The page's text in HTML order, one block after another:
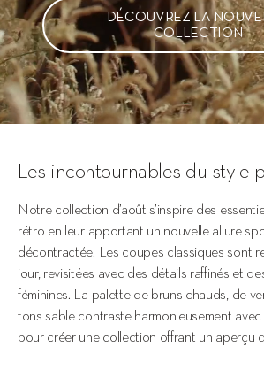
DÉCOUVREZ LA
COLLECTION
Les incontournables du style
Notre collection d’août s’inspire des
rétro en leur apportant un nouvelle allure
décontractée. Les coupes classiques sont
jour, revisitées avec des détails raffinés et
féminines. La palette de bruns chauds, de
tons sable contraste harmonieusement avec
pour créer une collection offrant un aperçu